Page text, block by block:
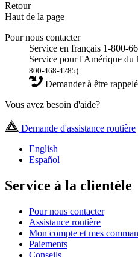
Retour
Haut de la page
Pour nous contacter
Service en français 1-800-
Service pour l'Amérique
800-468-4285)
Demander à être rappelé
Vous avez besoin d'aide?
Demande d'assistance routière
English
Español
Service à la clientèle
Pour nous contacter
Assistance routière
Mon compte et mes
Paiements